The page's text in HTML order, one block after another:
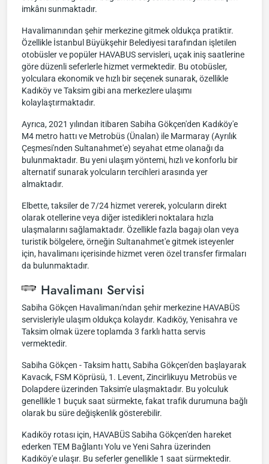
imkânı sunmaktadır.
Havalimanından şehir merkezine gitmek oldukça pratiktir.
Özellikle İstanbul Büyükşehir Belediyesi tarafından işletilen
otobüsler ve popüler HAVABUS servisleri, uçak iniş saatlerine
göre düzenli seferlerle hizmet vermektedir. Bu otobüsler,
yolculara ekonomik ve hızlı bir seçenek sunarak, özellikle
Kadıköy ve Taksim gibi ana merkezlere ulaşımı
kolaylaştırmaktadır.
Ayrıca, 2021 yılından itibaren Sabiha Gökçen'den Kadıköy'e
M4 metro hattı ve Metrobüs (Ünalan) ile Marmaray (Ayrılık
Çeşmesi'nden Sultanahmet'e) seyahat etme olanağı da
bulunmaktadır. Bu yeni ulaşım yöntemi, hızlı ve konforlu bir
alternatif sunarak yolcuların tercihleri arasında yer
almaktadır.
Elbette, taksiler de 7/24 hizmet vererek, yolcuların direkt
olarak otellerine veya diğer istedikleri noktalara hızla
ulaşmalarını sağlamaktadır. Özellikle fazla bagajı olan veya
turistik bölgelere, örneğin Sultanahmet'e gitmek isteyenler
için, havalimanı içerisinde hizmet veren özel transfer firmaları
da bulunmaktadır.
Havalimanı Servisi
Sabiha Gökçen Havalimanı'ndan şehir merkezine HAVABÜS
servisleriyle ulaşım oldukça kolaydır. Kadıköy, Yenisahra ve
Taksim olmak üzere toplamda 3 farklı hatta servis
vermektedir.
Sabiha Gökçen - Taksim hattı, Sabiha Gökçen'den başlayarak
Kavacık, FSM Köprüsü, 1. Levent, Zincirlikuyu Metrobüs ve
Dolapdere üzerinden Taksim'e ulaşmaktadır. Bu yolculuk
genellikle 1 buçuk saat sürmekte, fakat trafik durumuna bağlı
olarak bu süre değişkenlik gösterebilir.
Kadıköy rotası için, HAVABÜS Sabiha Gökçen'den hareket
ederken TEM Bağlantı Yolu ve Yeni Sahra üzerinden
Kadıköy'e ulaşır. Bu seferler genellikle 1 saat sürmektedir.